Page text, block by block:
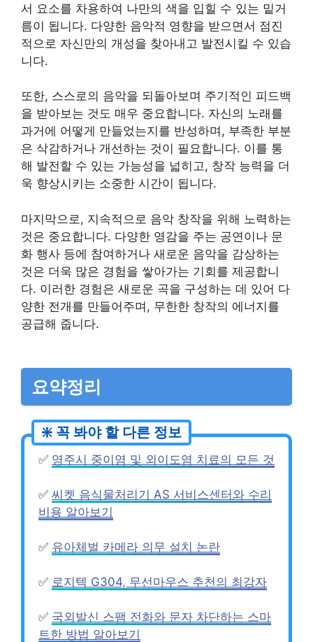
서 요소를 차용하여 나만의 색을 입힐 수 있는 밑거
름이 됩니다. 다양한 음악적 영향을 받으면서 점진
적으로 자신만의 개성을 찾아내고 발전시킬 수 있습
니다.
또한, 스스로의 음악을 되돌아보며 주기적인 피드백
을 받아보는 것도 매우 중요합니다. 자신의 노래를
과거에 어떻게 만들었는지를 반성하며, 부족한 부분
은 삭감하거나 개선하는 것이 필요합니다. 이를 통
해 발전할 수 있는 가능성을 넓히고, 창작 능력을 더
욱 향상시키는 소중한 시간이 됩니다.
마지막으로, 지속적으로 음악 창작을 위해 노력하는
것은 중요합니다. 다양한 영감을 주는 공연이나 문
화 행사 등에 참여하거나 새로운 음악을 감상하는
것은 더욱 많은 경험을 쌓아가는 기회를 제공합니
다. 이러한 경험은 새로운 곡을 구성하는 데 있어 다
양한 전개를 만들어주며, 무한한 창작의 에너지를
공급해 줍니다.
요약정리
✅ 영주시 중이염 및 외이도염 치료의 모든 것
✅ 씨켓 음식물처리기 AS 서비스센터와 수리
비용 알아보기
✅ 유아체벌 카메라 의무 설치 논란
✅ 로지텍 G304, 무선마우스 추천의 최강자
✅ 국외발신 스팸 전화와 문자 차단하는 스마
트한 방법 알아보기